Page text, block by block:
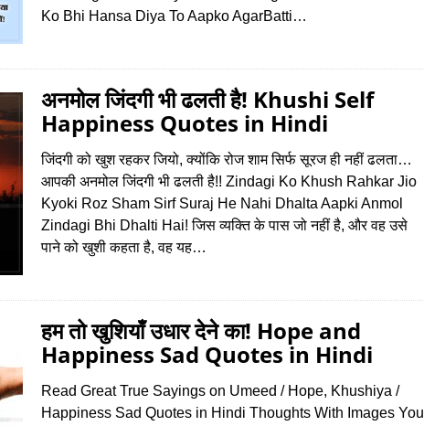
Ko Bhi Hansa Diya To Aapko AgarBatti…
अनमोल जिंदगी भी ढलती है! Khushi Self
Happiness Quotes in Hindi
जिंदगी को खुश रहकर जियो, क्‍योंकि रोज शाम सिर्फ सूरज ही नहीं ढलता…
आपकी अनमोल जिंदगी भी ढलती है!! Zindagi Ko Khush Rahkar Jio
Kyoki Roz Sham Sirf Suraj He Nahi Dhalta Aapki Anmol
Zindagi Bhi Dhalti Hai! जिस व्‍यक्ति के पास जो नहीं है, और वह उसे
पाने को खुशी कहता है, वह यह…
हम तो खुशियाँ उधार देने का! Hope and
Happiness Sad Quotes in Hindi
Read Great True Sayings on Umeed / Hope, Khushiya /
Happiness Sad Quotes in Hindi Thoughts With Images You